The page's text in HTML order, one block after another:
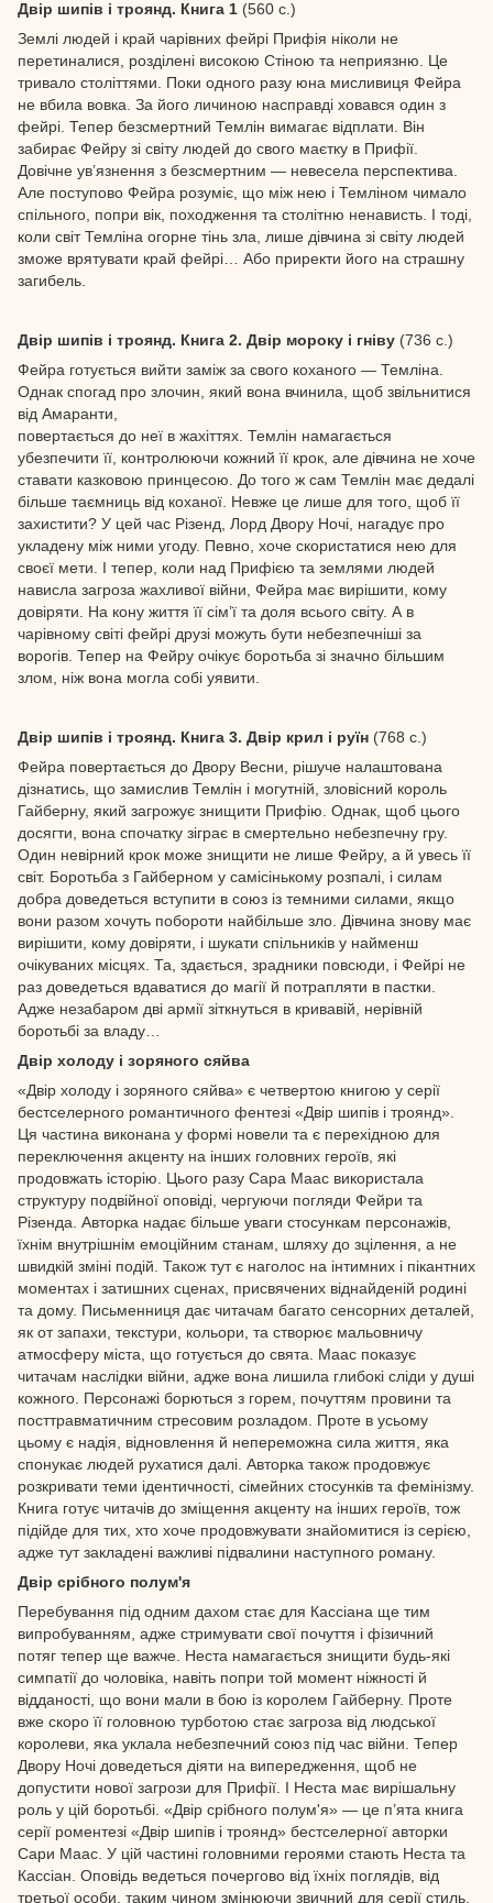
Двір шипів і троянд. Книга 1 (560 с.)
Землі людей і край чарівних фейрі Прифія ніколи не
перетиналися, розділені високою Cтіною та неприязню. Це
тривало століттями. Поки одного разу юна мисливиця Фейра
не вбила вовка. За його личиною насправді ховався один з
фейрі. Тепер безсмертний Темлін вимагає відплати. Він
забирає Фейру зі світу людей до свого маєтку в Прифії.
Довічне ув’язнення з безсмертним — невесела перспектива.
Але поступово Фейра розуміє, що між нею і Темліном чимало
спільного, попри вік, походження та столітню ненависть. І тоді,
коли світ Темліна огорне тінь зла, лише дівчина зі світу людей
зможе врятувати край фейрі… Або приректи його на страшну
загибель.
Двір шипів і троянд. Книга 2. Двір мороку і гніву (736 с.)
Фейра готується вийти заміж за свого коханого — Темліна.
Однак спогад про злочин, який вона вчинила, щоб звільнитися
від Амаранти,
повертається до неї в жахіттях. Темлін намагається
убезпечити її, контролюючи кожний її крок, але дівчина не хоче
ставати казковою принцесою. До того ж сам Темлін має дедалі
більше таємниць від коханої. Невже це лише для того, щоб її
захистити? У цей час Різенд, Лорд Двору Ночі, нагадує про
укладену між ними угоду. Певно, хоче скористатися нею для
своєї мети. І тепер, коли над Прифією та землями людей
нависла загроза жахливої війни, Фейра має вирішити, кому
довіряти. На кону життя її сім’ї та доля всього світу. А в
чарівному світі фейрі друзі можуть бути небезпечніші за
ворогів. Тепер на Фейру очікує боротьба зі значно більшим
злом, ніж вона могла собі уявити.
Двір шипів і троянд. Книга 3. Двір крил і руїн (768 с.)
Фейра повертається до Двору Весни, рішуче налаштована
дізнатись, що замислив Темлін і могутній, зловісний король
Гайберну, який загрожує знищити Прифію. Однак, щоб цього
досягти, вона спочатку зіграє в смертельно небезпечну гру.
Один невірний крок може знищити не лише Фейру, а й увесь її
світ. Боротьба з Гайберном у самісінькому розпалі, і силам
добра доведеться вступити в союз із темними силами, якщо
вони разом хочуть побороти найбільше зло. Дівчина знову має
вирішити, кому довіряти, і шукати спільників у найменш
очікуваних місцях. Та, здається, зрадники повсюди, і Фейрі не
раз доведеться вдаватися до магії й потрапляти в пастки.
Адже незабаром дві армії зіткнуться в кривавій, нерівній
боротьбі за владу…
Двір холоду і зоряного сяйва
«Двір холоду і зоряного сяйва» є четвертою книгою у серії
бестселерного романтичного фентезі «Двір шипів і троянд».
Ця частина виконана у формі новели та є перехідною для
переключення акценту на інших головних героїв, які
продовжать історію. Цього разу Сара Маас використала
структуру подвійної оповіді, чергуючи погляди Фейри та
Різенда. Авторка надає більше уваги стосункам персонажів,
їхнім внутрішнім емоційним станам, шляху до зцілення, а не
швидкій зміні подій. Також тут є наголос на інтимних і пікантних
моментах і затишних сценах, присвячених віднайденій родині
та дому. Письменниця дає читачам багато сенсорних деталей,
як от запахи, текстури, кольори, та створює мальовничу
атмосферу міста, що готується до свята. Маас показує
читачам наслідки війни, адже вона лишила глибокі сліди у душі
кожного. Персонажі борються з горем, почуттям провини та
посттравматичним стресовим розладом. Проте в усьому
цьому є надія, відновлення й непереможна сила життя, яка
спонукає людей рухатися далі. Авторка також продовжує
розкривати теми ідентичності, сімейних стосунків та фемінізму.
Книга готує читачів до зміщення акценту на інших героїв, тож
підійде для тих, хто хоче продовжувати знайомитися із серією,
адже тут закладені важливі підвалини наступного роману.
Двір срібного полум'я
Перебування під одним дахом стає для Кассіана ще тим
випробуванням, адже стримувати свої почуття і фізичний
потяг тепер ще важче. Неста намагається знищити будь-які
симпатії до чоловіка, навіть попри той момент ніжності й
відданості, що вони мали в бою із королем Гайберну. Проте
вже скоро її головною турботою стає загроза від людської
королеви, яка уклала небезпечний союз під час війни. Тепер
Двору Ночі доведеться діяти на випередження, щоб не
допустити нової загрози для Прифії. І Неста має вирішальну
роль у цій боротьбі. «Двір срібного полум'я» — це п’ята книга
серії роментезі «Двір шипів і троянд» бестселерної авторки
Сари Маас. У цій частині головними героями стають Неста та
Кассіан. Оповідь ведеться почергово від їхніх поглядів, від
третьої особи, таким чином змінюючи звичний для серії стиль.